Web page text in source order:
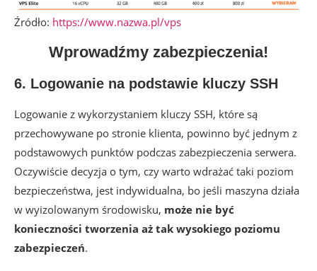
Źródło: https://www.nazwa.pl/vps
Wprowadźmy zabezpieczenia!
6. Logowanie na podstawie kluczy SSH
Logowanie z wykorzystaniem kluczy SSH, które są
przechowywane po stronie klienta, powinno być jednym z
podstawowych punktów podczas zabezpieczenia serwera.
Oczywiście decyzja o tym, czy warto wdrażać taki poziom
bezpieczeństwa, jest indywidualna, bo jeśli maszyna działa
w wyizolowanym środowisku, może nie być
konieczności tworzenia aż tak wysokiego poziomu
zabezpieczeń.